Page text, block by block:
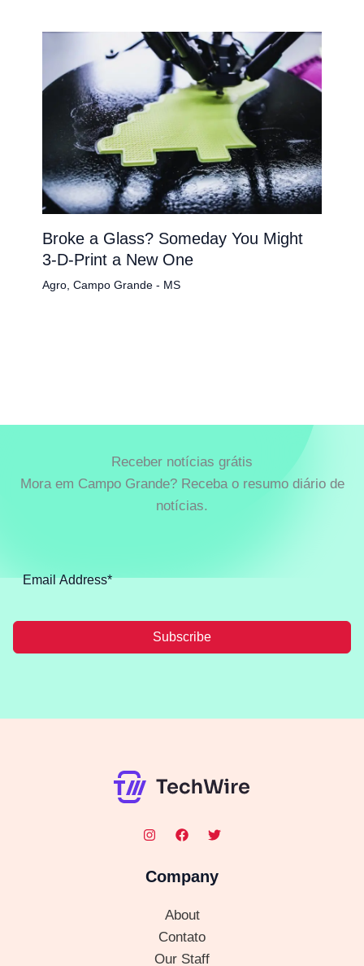
Broke a Glass? Someday You Might
3-D-Print a New One
Agro, Campo Grande - MS
Receber notícias grátis
Mora em Campo Grande? Receba o resumo diário de
notícias.
Subscribe
Company
About
Contato
Our Staff